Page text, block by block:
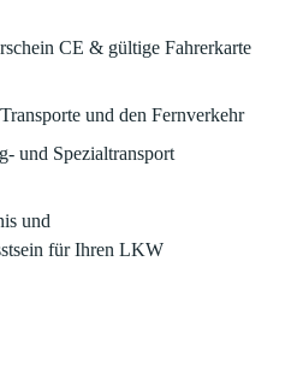
CE & gültige Fahrerkarte
und den Fernverkehr
und Spezialtransport
und
für Ihren LKW